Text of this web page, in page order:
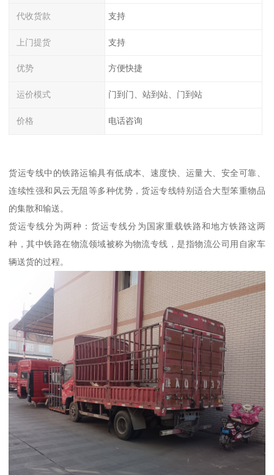
代收货款 支持
上门提货 支持
优势 方便快捷
运价模式 门到门、站到站、门到站
价格 电话咨询
货运专线中的铁路运输具有低成本、速度快、运量大、安全可靠、
连续性强和风云无阻等多种优势，货运专线特别适合大型笨重物品
的集散和输送。
货运专线分为两种：货运专线分为国家重载铁路和地方铁路这两
种，其中铁路在物流领域被称为物流专线，是指物流公司用自家车
辆送货的过程。